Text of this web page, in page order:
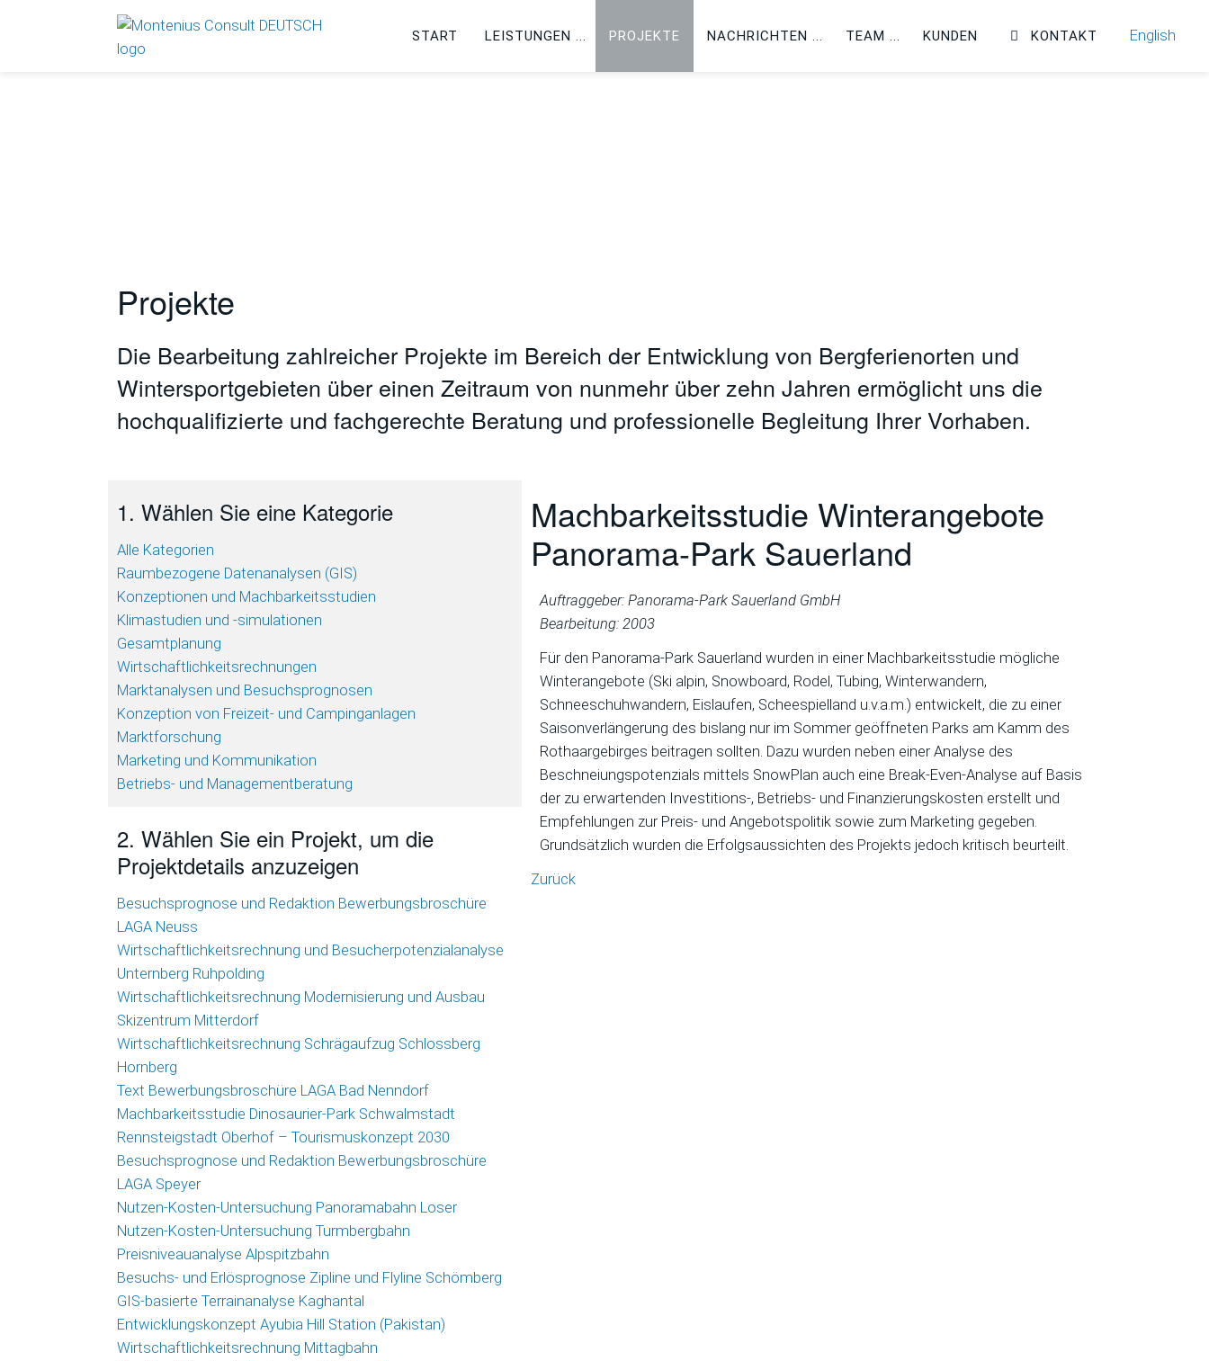
START LEISTUNGEN PROJEKTE NACHRICHTEN TEAM KUNDEN KONTAKT English
Projekte
Die Bearbeitung zahlreicher Projekte im Bereich der Entwicklung von Bergferienorten und
Wintersportgebieten über einen Zeitraum von nunmehr über zehn Jahren ermöglicht uns die
hochqualifizierte und fachgerechte Beratung und professionelle Begleitung Ihrer Vorhaben.
1. Wählen Sie eine Kategorie
Alle Kategorien
Raumbezogene Datenanalysen (GIS)
Konzeptionen und Machbarkeitsstudien
Klimastudien und -simulationen
Gesamtplanung
Wirtschaftlichkeitsrechnungen
Marktanalysen und Besuchsprognosen
Konzeption von Freizeit- und Campinganlagen
Marktforschung
Marketing und Kommunikation
Betriebs- und Managementberatung
2. Wählen Sie ein Projekt, um die
Projektdetails anzuzeigen
Besuchsprognose und Redaktion Bewerbungsbroschüre
LAGA Neuss
Wirtschaftlichkeitsrechnung und Besucherpotenzialanalyse
Unternberg Ruhpolding
Wirtschaftlichkeitsrechnung Modernisierung und Ausbau
Skizentrum Mitterdorf
Wirtschaftlichkeitsrechnung Schrägaufzug Schlossberg
Hornberg
Text Bewerbungsbroschüre LAGA Bad Nenndorf
Machbarkeitsstudie Dinosaurier-Park Schwalmstadt
Rennsteigstadt Oberhof – Tourismuskonzept 2030
Besuchsprognose und Redaktion Bewerbungsbroschüre
LAGA Speyer
Nutzen-Kosten-Untersuchung Panoramabahn Loser
Nutzen-Kosten-Untersuchung Turmbergbahn
Preisniveauanalyse Alpspitzbahn
Besuchs- und Erlösprognose Zipline und Flyline Schömberg
GIS-basierte Terrainanalyse Kaghantal
Entwicklungskonzept Ayubia Hill Station (Pakistan)
Wirtschaftlichkeitsrechnung Mittagbahn
Machbarkeitsstudie Winterangebote
Panorama-Park Sauerland
Auftraggeber: Panorama-Park Sauerland GmbH
Bearbeitung: 2003
Für den Panorama-Park Sauerland wurden in einer Machbarkeitsstudie mögliche
Winterangebote (Ski alpin, Snowboard, Rodel, Tubing, Winterwandern,
Schneeschuhwandern, Eislaufen, Scheespielland u.v.a.m.) entwickelt, die zu einer
Saisonverlängerung des bislang nur im Sommer geöffneten Parks am Kamm des
Rothaargebirges beitragen sollten. Dazu wurden neben einer Analyse des
Beschneiungspotenzials mittels SnowPlan auch eine Break-Even-Analyse auf Basis
der zu erwartenden Investitions-, Betriebs- und Finanzierungskosten erstellt und
Empfehlungen zur Preis- und Angebotspolitik sowie zum Marketing gegeben.
Grundsätzlich wurden die Erfolgsaussichten des Projekts jedoch kritisch beurteilt.
Zurück